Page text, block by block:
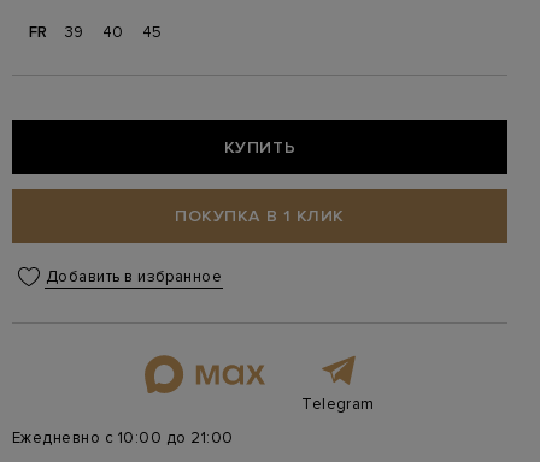
FR 39 40 45
КУПИТЬ
ПОКУПКА В 1 КЛИК
Добавить в избранное
Telegram
Ежедневно с 10:00 до 21:00